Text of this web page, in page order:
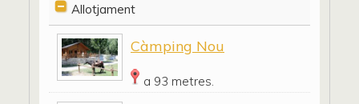
Allotjament
Càmping Nou
a 93 metres.